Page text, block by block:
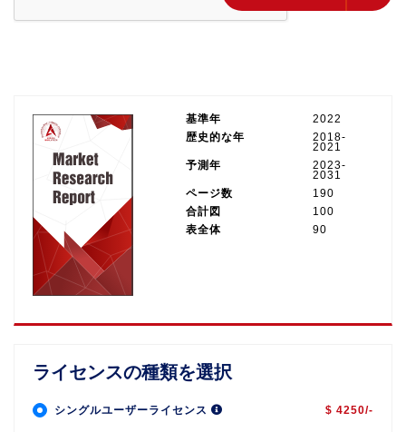
基準年
2022
歴史的な年
2018-
2021
予測年
2023-
2031
ページ数
190
合計図
100
表全体
90
ライセンスの種類を選択
シングルユーザーライセンス $ 4250/-